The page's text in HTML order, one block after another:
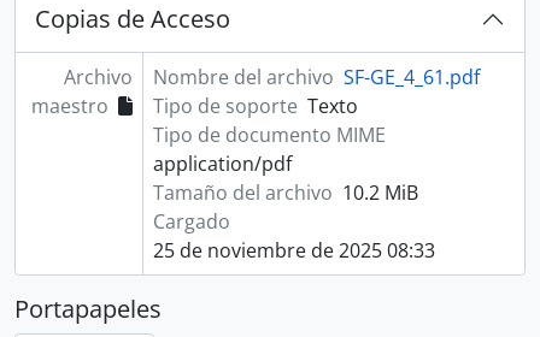
Copias de Acceso
Archivo
maestro
Nombre del archivo SF-GE_4_61.pdf
Tipo de soporte Texto
Tipo de documento MIME
application/pdf
Tamaño del archivo 10.2 MiB
Cargado
25 de noviembre de 2025 08:33
Portapapeles